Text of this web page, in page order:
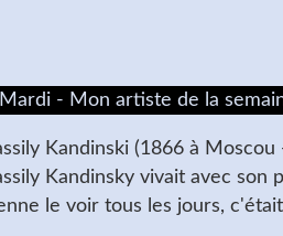
Kandinski (1866 à
Kandinsky vivait avec son
le voir tous les jours,